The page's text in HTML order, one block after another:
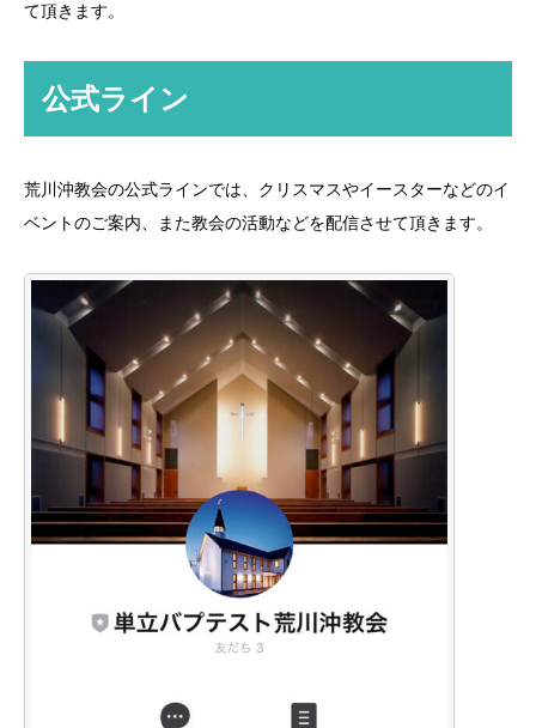
て頂きます。
公式ライン
荒川沖教会の公式ラインでは、クリスマスやイースターなどのイ
ベントのご案内、また教会の活動などを配信させて頂きます。